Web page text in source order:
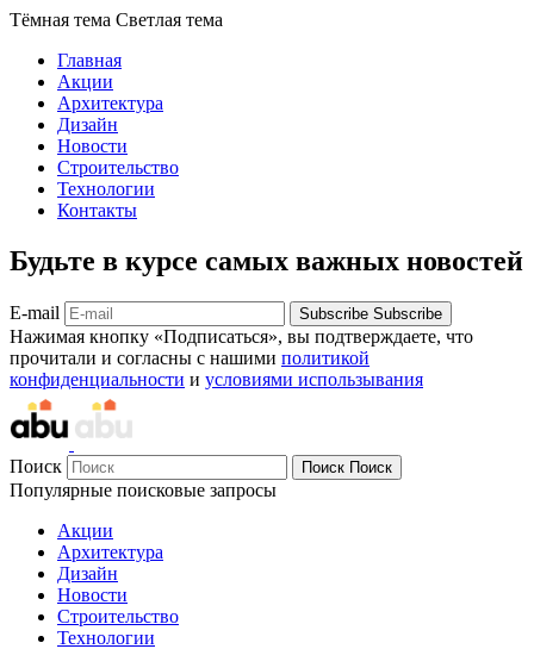
Тёмная тема Светлая тема
Главная
Акции
Архитектура
Дизайн
Новости
Строительство
Технологии
Контакты
Будьте в курсе самых важных новостей
E-mail Subscribe Subscribe
Нажимая кнопку «Подписаться», вы подтверждаете, что
прочитали и согласны с нашими политикой
конфиденциальности и условиями использывания
Поиск Поиск Поиск
Популярные поисковые запросы
Акции
Архитектура
Дизайн
Новости
Строительство
Технологии